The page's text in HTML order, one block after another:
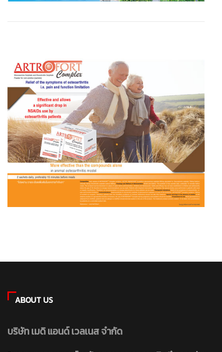
ABOUT US
บริษัท เมดิ แอนด์ เวลเนส จำกัด